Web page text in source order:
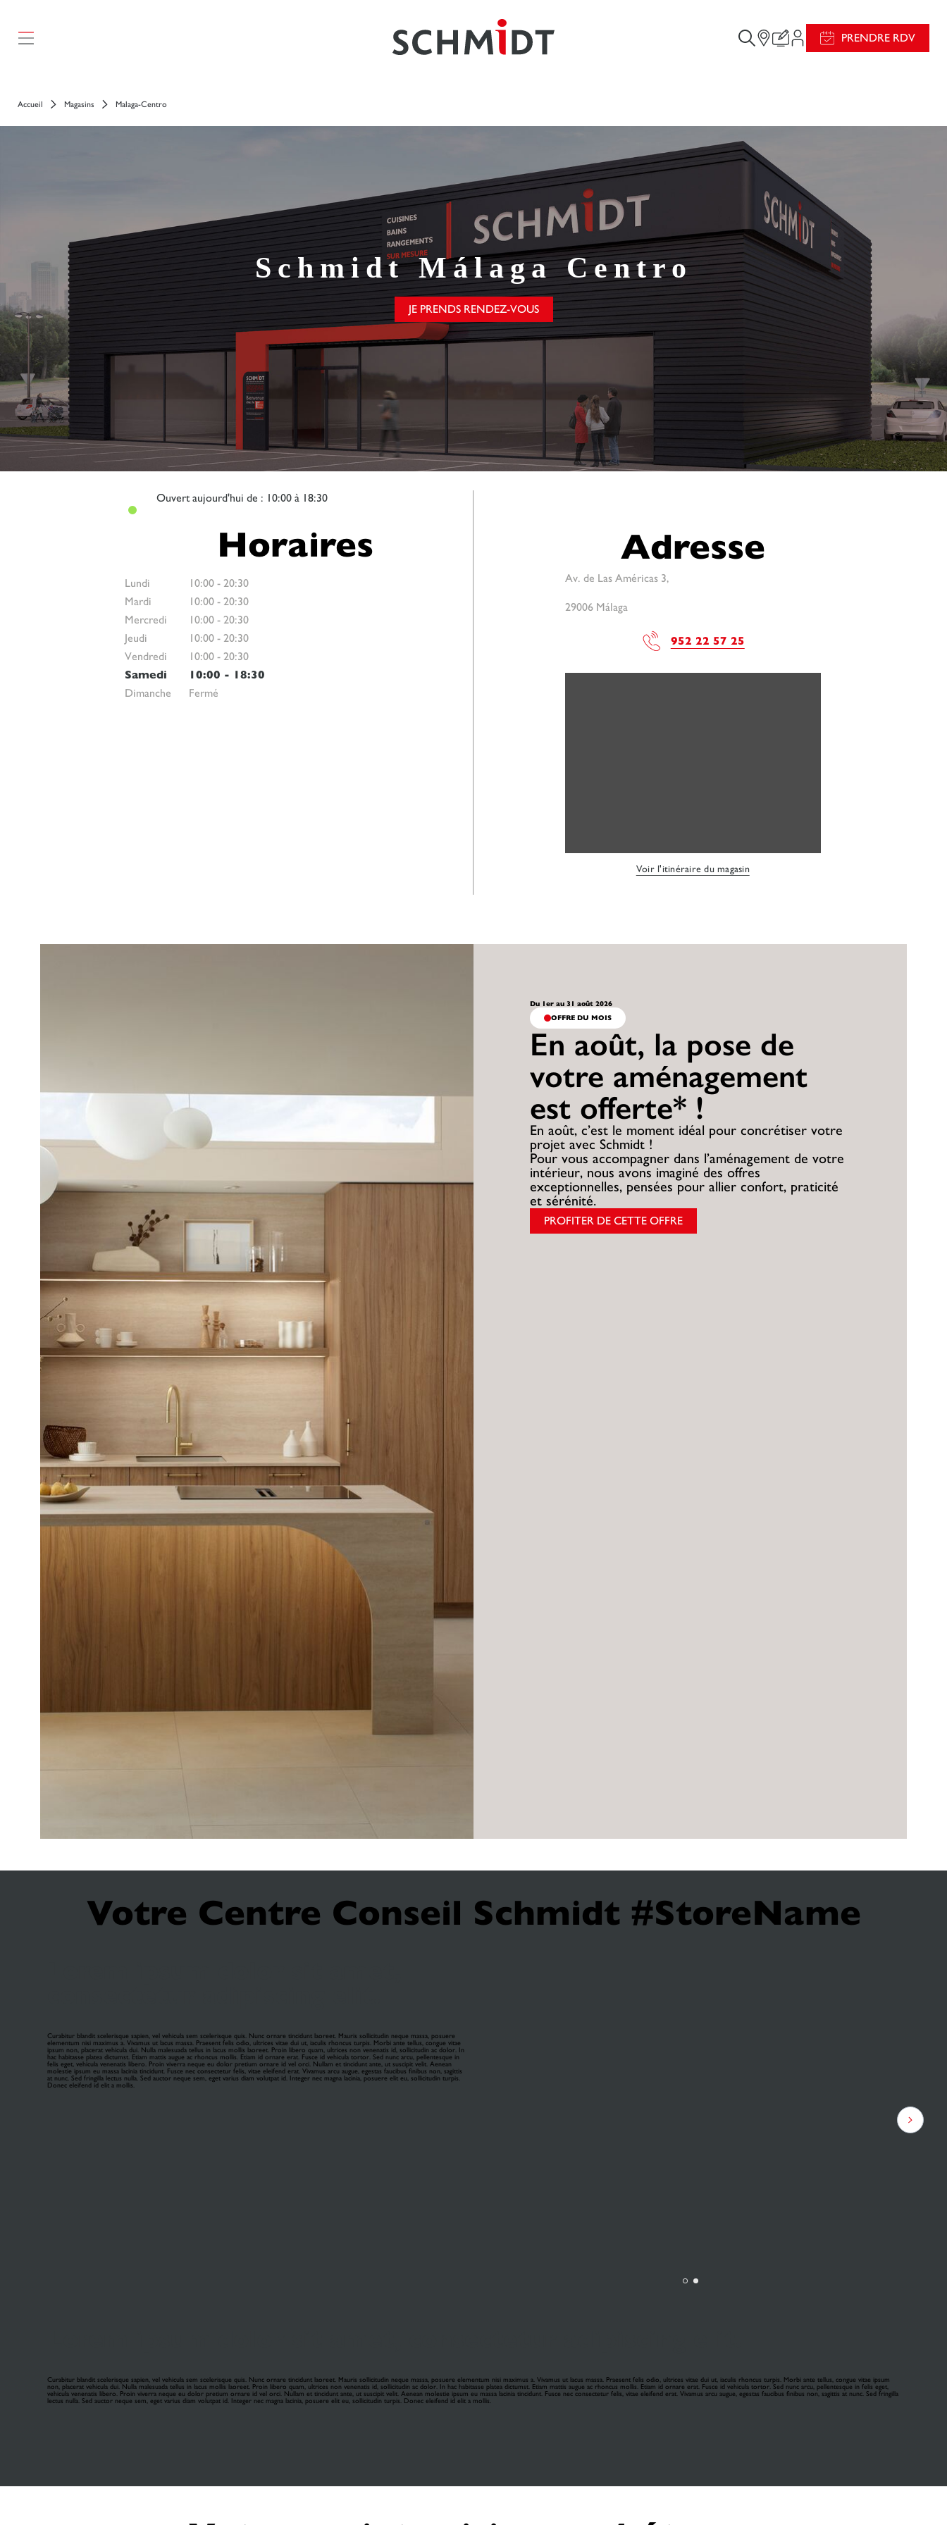
PRENDRE RDV
Accueil Magasins Malaga-Centro
SchmidtMálaga Centro
JE PRENDS RENDEZ-VOUS
Ouvertaujourd'hui de : 10:00 à 18:30
Horaires
Lundi 10:00 - 20:30
Mardi
10:00 - 20:30
Mercredi
10:00 - 20:30
Jeudi
10:00 - 20:30
Vendredi
10:00 - 20:30
Samedi
10:00 - 18:30
Dimanche
Fermé
Adresse
Av. de Las Américas 3,
29006 Málaga
952 22 57 25
Voir l'itinéraire du magasin
Du 1er au 31 août 2026
OFFRE DU MOIS
En août, la pose de
votre aménagement
est offerte* !
En août, c’est le moment idéal pour concrétiser votre
projet avec Schmidt !
Pour vous accompagner dans l’aménagement de votre
intérieur, nous avons imaginé des offres
exceptionnelles, pensées pour allier confort, praticité
et sérénité.
PROFITER DE CETTE OFFRE
Votre Centre Conseil Schmidt #StoreName
Curabitur blandit scelerisque sapien, vel vehicula sem scelerisque quis. Nunc ornare tincidunt laoreet. Mauris sollicitudin neque massa, posuere
elementum nisi maximus a. Vivamus ut lacus massa. Praesent felis odio, ultrices vitae dui ut, iaculis rhoncus turpis. Morbi ante tellus, congue vitae
ipsum non, placerat vehicula dui. Nulla malesuada tellus in lacus mollis laoreet. Proin libero quam, ultrices non venenatis id, sollicitudin ac dolor. In
hac habitasse platea dictumst. Etiam mattis augue ac rhoncus mollis. Etiam id ornare erat. Fusce id vehicula tortor. Sed nunc arcu, pellentesque in
felis eget, vehicula venenatis libero. Proin viverra neque eu dolor pretium ornare id vel orci. Nullam et tincidunt ante, ut suscipit velit. Aenean
molestie ipsum eu massa lacinia tincidunt. Fusce nec consectetur felis, vitae eleifend erat. Vivamus arcu augue, egestas faucibus finibus non, sagittis
at nunc. Sed fringilla lectus nulla. Sed auctor neque sem, eget varius diam volutpat id. Integer nec magna lacinia, posuere elit eu, sollicitudin turpis.
Donec eleifend id elit a mollis.
Curabitur blandit scelerisque sapien, vel vehicula sem scelerisque quis. Nunc ornare tincidunt laoreet. Mauris sollicitudin neque massa, posuere elementum nisi maximus a. Vivamus ut lacus massa. Praesent felis odio, ultrices vitae dui ut, iaculis rhoncus turpis. Morbi ante tellus, congue vitae ipsum
non, placerat vehicula dui. Nulla malesuada tellus in lacus mollis laoreet. Proin libero quam, ultrices non venenatis id, sollicitudin ac dolor. In hac habitasse platea dictumst. Etiam mattis augue ac rhoncus mollis. Etiam id ornare erat. Fusce id vehicula tortor. Sed nunc arcu, pellentesque in felis eget,
vehicula venenatis libero. Proin viverra neque eu dolor pretium ornare id vel orci. Nullam et tincidunt ante, ut suscipit velit. Aenean molestie ipsum eu massa lacinia tincidunt. Fusce nec consectetur felis, vitae eleifend erat. Vivamus arcu augue, egestas faucibus finibus non, sagittis at nunc. Sed fringilla
lectus nulla. Sed auctor neque sem, eget varius diam volutpat id. Integer nec magna lacinia, posuere elit eu, sollicitudin turpis. Donec eleifend id elit a mollis.